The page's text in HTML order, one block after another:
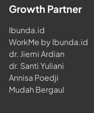
Growth Partner
Ibunda.id
WorkMe by Ibunda.id
dr. Jiemi Ardian
dr. Santi Yuliani
Annisa Poedji
Mudah Bergaul